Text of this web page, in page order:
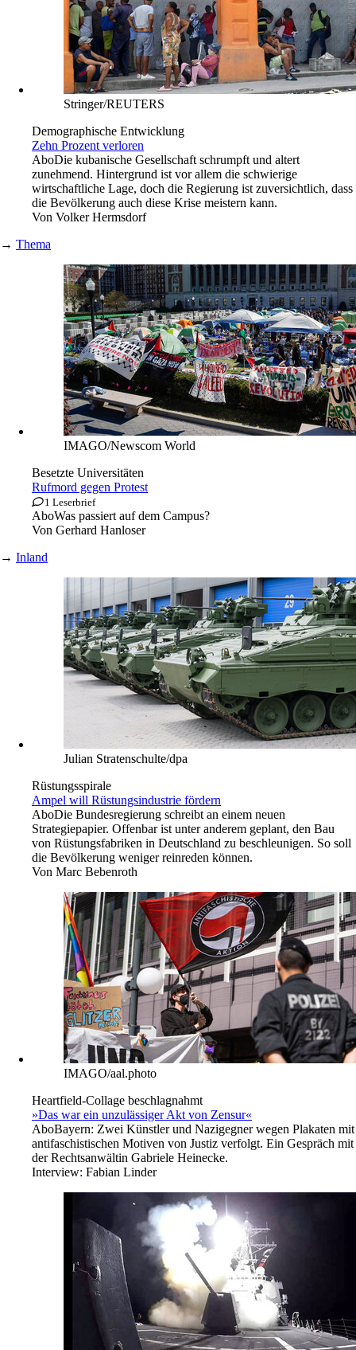
Stringer/REUTERS
Demographische Entwicklung
Zehn Prozent verloren
AboDie kubanische Gesellschaft schrumpft und altert
zunehmend. Hintergrund ist vor allem die schwierige
wirtschaftliche Lage, doch die Regierung ist zuversichtlich, dass
die Bevölkerung auch diese Krise meistern kann.
Von Volker Hermsdorf
→ Thema
IMAGO/Newscom World
Besetzte Universitäten
Rufmord gegen Protest
1 Leserbrief
AboWas passiert auf dem Campus?
Von Gerhard Hanloser
→ Inland
Julian Stratenschulte/dpa
Rüstungsspirale
Ampel will Rüstungsindustrie fördern
AboDie Bundesregierung schreibt an einem neuen
Strategiepapier. Offenbar ist unter anderem geplant, den Bau
von Rüstungsfabriken in Deutschland zu beschleunigen. So soll
die Bevölkerung weniger reinreden können.
Von Marc Bebenroth
IMAGO/aal.photo
Heartfield-Collage beschlagnahmt
»Das war ein unzulässiger Akt von Zensur«
AboBayern: Zwei Künstler und Nazigegner wegen Plakaten mit
antifaschistischen Motiven von Justiz verfolgt. Ein Gespräch mit
der Rechtsanwältin Gabriele Heinecke.
Interview: Fabian Linder